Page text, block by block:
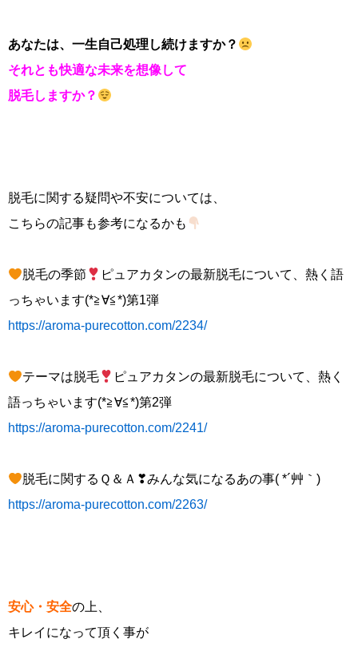
あなたは、一生自己処理し続けますか？
それとも快適な未来を想像して
脱毛しますか？
脱毛に関する疑問や不安については、
こちらの記事も参考になるかも
脱毛の季節
ピュアカタンの最新脱毛について、熱く語
っちゃいます(*≧∀≦*)第1弾
https://aroma-purecotton.com/2234/
テーマは脱毛
ピュアカタンの最新脱毛について、熱く
語っちゃいます(*≧∀≦*)第2弾
https://aroma-purecotton.com/2241/
脱毛に関するＱ＆Ａ❣みんな気になるあの事( *´艸｀)
https://aroma-purecotton.com/2263/
安心・安全の上、
キレイになって頂く事が